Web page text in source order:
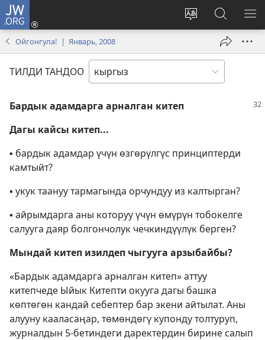
JW.ORG
Башка
тандоо
Кирүү
(жаңы
JW.ORG
сайтынан
издөө
Ойгонгула! | Январь, 2008
ТИЛДИ ТАНДОО
Бардык адамдарга арналган китеп
Дагы кайсы китеп...
▪ бардык адамдар үчүн өзгөрүлгүс принциптерди
камтыйт?
▪ укук таануу тармагында орчундуу из калтырган?
▪ айрымдарга аны которуу үчүн өмүрүн тобокелге
салууга даяр болгончолук чечкиндүүлүк берген?
Мындай китеп изилдеп чыгууга арзыбайбы?
«Бардык адамдарга арналган китеп» аттуу
китепчеде Ыйык Китепти окууга дагы башка
көптөгөн кандай себептер бар экени айтылат. Аны
алууну кааласаңар, төмөндөгү купонду толтуруп,
журналдын 5-бетиндеги даректердин бирине салып